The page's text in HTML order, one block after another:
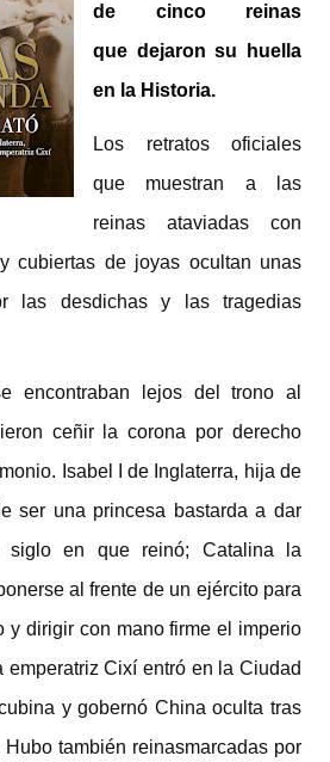
de
cinco
reinas
que dejaron su huella
en la Historia.
Los retratos oficiales
que muestran a las
reinas ataviadas con
cubiertas de joyas ocultan unas
las desdichas y las tragedias
encontraban lejos del trono al
ceñir la corona por derecho
Isabel I de Inglaterra, hija de
ser una princesa bastarda a dar
siglo en que reinó; Catalina la
al frente de un ejército para
y dirigir con mano firme el imperio
emperatriz Cixí entró en la Ciudad
y gobernó China oculta tras
también reinasmarcadas por